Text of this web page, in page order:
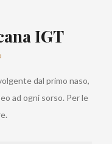
IGT
dal primo naso,
ad ogni sorso. Per le